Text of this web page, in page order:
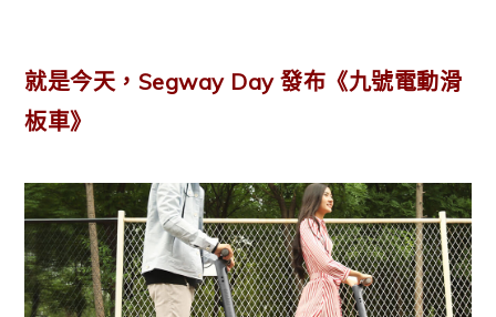
就是今天，Segway Day 發布《九號電動滑
板車》